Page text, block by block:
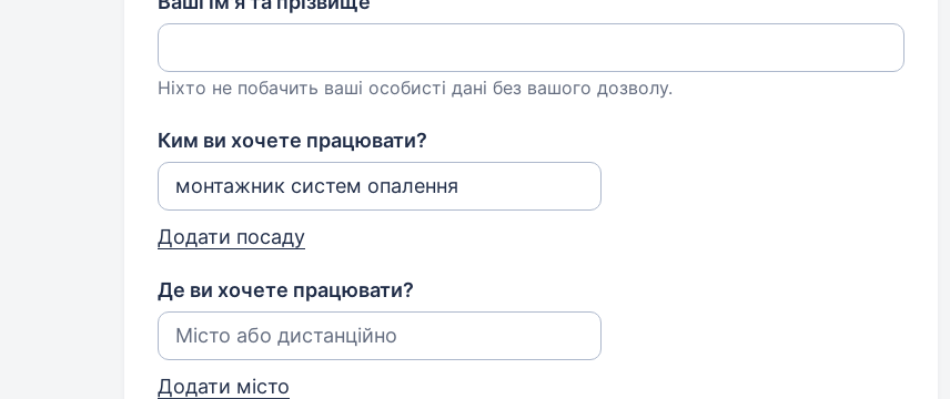
Ніхто не побачить ваші особисті дані без вашого дозволу.
Ким ви хочете працювати?
Додати посаду
Де ви хочете працювати?
Додати місто